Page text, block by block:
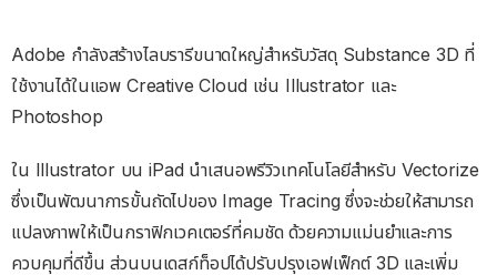
Adobe กำลังสร้างไลบรารีขนาดใหญ่สำหรับวัสดุ Substance 3D ที่
ใช้งานได้ในแอพ Creative Cloud เช่น Illustrator และ
Photoshop
ใน Illustrator บน iPad นำเสนอพรีวิวเทคโนโลยีสำหรับ Vectorize
ซึ่งเป็นพัฒนาการขั้นถัดไปของ Image Tracing ซึ่งจะช่วยให้สามารถ
แปลงภาพให้เป็นกราฟิกเวคเตอร์ที่คมชัด ด้วยความแม่นยำและการ
ควบคุมที่ดีขึ้น ส่วนบนเดสก์ท็อปได้ปรับปรุงเอฟเฟ็กต์ 3D และเพิ่ม